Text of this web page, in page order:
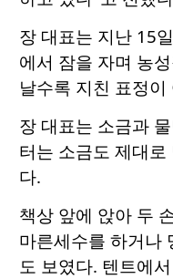
장 대표는 지난 15
에서 잠을 자며 농
날수록 지친 표정
장 대표는 소금과
터는 소금도 제대
다.
책상 앞에 앉아 두
마른세수를 하거나
도 보였다. 텐트에